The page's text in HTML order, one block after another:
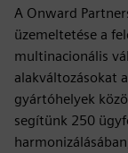
A Onward
üzemeltetése a
multinacionális
alakváltozásokat
gyártóhelyek
segítünk 250